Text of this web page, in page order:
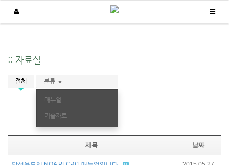
:: 자료실
전체 분류
매뉴얼
기술자료
제목 날짜